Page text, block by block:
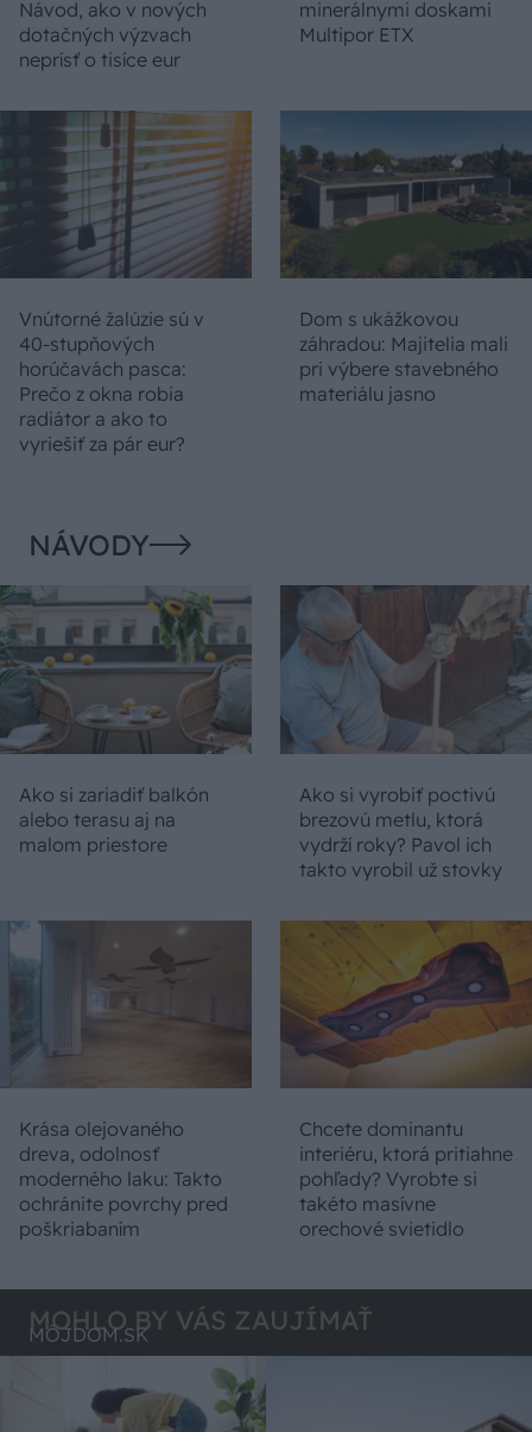
Návod, ako v nových
dotačných výzvach
neprísť o tisíce eur
minerálnymi doskami
Multipor ETX
Vnútorné žalúzie sú v
40-stupňových
horúčavách pasca:
Prečo z okna robia
radiátor a ako to
vyriešiť za pár eur?
Dom s ukážkovou
záhradou: Majitelia mali
pri výbere stavebného
materiálu jasno
NÁVODY
Ako si zariadiť balkón
alebo terasu aj na
malom priestore
Ako si vyrobiť poctivú
brezovú metlu, ktorá
vydrží roky? Pavol ich
takto vyrobil už stovky
Krása olejovaného
dreva, odolnosť
moderného laku: Takto
ochránite povrchy pred
poškriabaním
Chcete dominantu
interiéru, ktorá pritiahne
pohľady? Vyrobte si
takéto masívne
orechové svietidlo
MOHLO BY VÁS ZAUJÍMAŤ
MÔJDOM.SK